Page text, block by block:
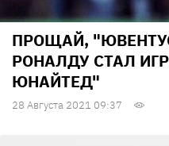
ПРОЩАЙ,
РОНАЛДУ СТАЛ
ЮНАЙТЕД"
28 Августа 2021 09:37